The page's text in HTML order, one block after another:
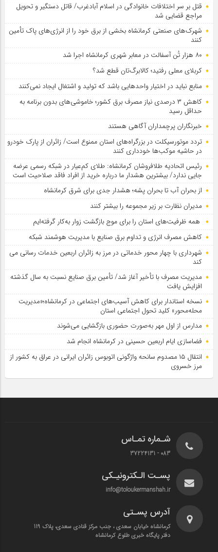
قتل بر سر اختلافات خانوادگی در اسلام آبادغرب/ قاتل دستگیر و تحویل
مراجع قضایی شد
شهرک‌های صنعتی کرمانشاه بخشی از برق خود را از انرژی‌های پاک تأمین
کنند
۸۰ هزار تُن آسفالت در معابر شهری کرمانشاه اجرا شد
کربلای معلی رفتید؛ کالابرگ‌تان قطع شد؟
منابع نباید در اختیار واحدهایی باشد که تولید و اشتغال ایجاد نمی‌کنند
کاهش ۳ درصدی نیاز مصرف برق کشور؛ خاموشی‌های بدون برنامه به
حداقل رسید
خبرنگاران پرچمداران آگاهی هستند
تردد موتورسیکلت در بزرگراه‌های استان ممنوع است/ زائران از پارک خودرو
در حاشیه موکب‌ها خودداری کنند
رئیس اتحادیه طلافروشان کرمانشاه: طلای کم‌عیار در شبکه رسمی عرضه
جایی ندارد/ بیشترین هشدار ما درباره خرید از افراد فاقد صلاحیت است
از بحران آب تا بحران پشه؛ هشدار جدی برای شرق کرمانشاه
مدیران نظارت بر زیر مجموعه را بیشتر کنند
همه ظرفیت‌های استان را برای موج بازگشت زوار به‌کار گرفته‌ایم
کاهش مصرف انرژی و تداوم برق صنایع با مدیریت هوشمند شبکه
شهرداری با چهار محور خدماتی در مرز به زائران اربعین خدمات رسانی می
کند
مدیریت مصرف با تأخیر آغاز شد/ تأمین برق صنایع نسبت به سال گذشته
افزایش یافت
نسخه استاندار برای کاهش آسیب‌های اجتماعی در کرمانشاه؛«مدیریت
محله‌محور» کلید تحول اجتماعی استان
مدارس از اول مهر به‌صورت حضوری بازگشایی می‌شوند
فضاسازی ایام اربعین حسینی در کرمانشاه انجام شد
انتقال ۱۵ مصدوم سانحه واژگونی اتوبوس زائران ایرانی در عراق به کشور از
مرز خسروی
شـماره تمـاس
083 - 37224131
پسـت الـکترونیـکی
info@toloukermanshah.ir
آدرس پسـتی
کرمانشاه خیابان سعدی ، جنب مرکز قنادی سعدی، پلاک 119
دفتر پایگاه خبری طلوع کرمانشاه